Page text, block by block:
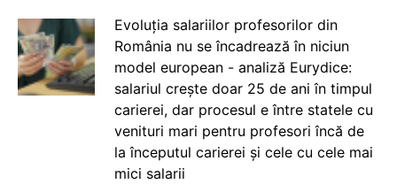
Evoluția salariilor profesorilor din
România nu se încadrează în niciun
model european - analiză Eurydice:
salariul crește doar 25 de ani în timpul
carierei, dar procesul e între statele cu
venituri mari pentru profesori încă de
la începutul carierei și cele cu cele mai
mici salarii